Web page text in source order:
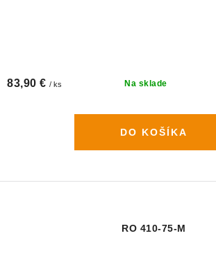
Na sklade
83,90 € / ks
DO KOŠÍKA
RO 410-75-M